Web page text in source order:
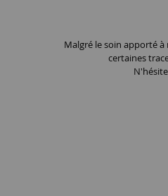
Malgré le soin apporté
certaines